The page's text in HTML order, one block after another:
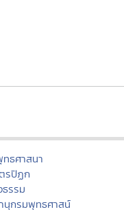
ธศาสนา
รปิฏก
รรม
นุกรมพุทธศาสน์